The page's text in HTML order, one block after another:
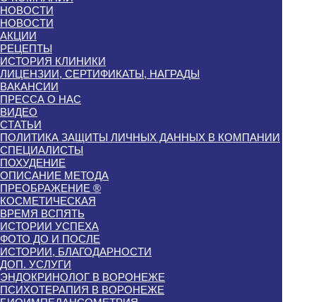
НОВОСТИ
НОВОСТИ
АКЦИИ
РЕЦЕПТЫ
ИСТОРИЯ КЛИНИКИ
ЛИЦЕНЗИИ, СЕРТИФИКАТЫ, НАГРАДЫ
ВАКАНСИИ
ПРЕССА О НАС
ВИДЕО
СТАТЬИ
ПОЛИТИКА ЗАЩИТЫ ЛИЧНЫХ ДАННЫХ В КОМПАНИИ
СПЕЦИАЛИСТЫ
ПОХУДЕНИЕ
ОПИСАНИЕ МЕТОДА
ПРЕОБРАЖЕНИЕ ®
КОСМЕТИЧЕСКАЯ
ВРЕМЯ ВСПЯТЬ
ИСТОРИИ УСПЕХА
ФОТО ДО И ПОСЛЕ
ИСТОРИИ, БЛАГОДАРНОСТИ
ДОП. УСЛУГИ
ЭНДОКРИНОЛОГ В ВОРОНЕЖЕ
ПСИХОТЕРАПИЯ В ВОРОНЕЖЕ